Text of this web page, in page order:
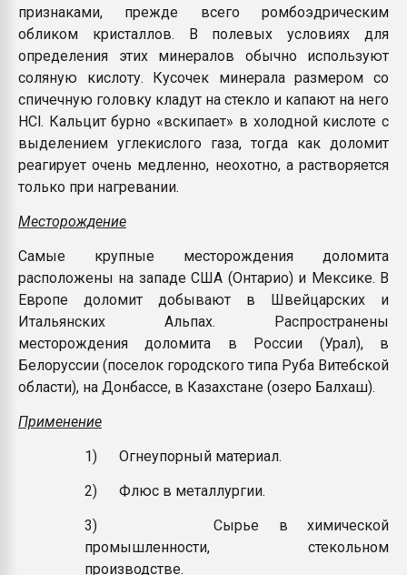
признаками, прежде всего ромбоэдрическим
обликом кристаллов. В полевых условиях для
определения этих минералов обычно используют
соляную кислоту. Кусочек минерала размером со
спичечную головку кладут на стекло и капают на него
HCl. Кальцит бурно «вскипает» в холодной кислоте с
выделением углекислого газа, тогда как доломит
реагирует очень медленно, неохотно, а растворяется
только при нагревании.
Месторождение
Самые крупные месторождения доломита
расположены на западе США (Онтарио) и Мексике. В
Европе доломит добывают в Швейцарских и
Итальянских Альпах. Распространены
месторождения доломита в России (Урал), в
Белоруссии (поселок городского типа Руба Витебской
области), на Донбассе, в Казахстане (озеро Балхаш).
Применение
1) Огнеупорный материал.
2) Флюс в металлургии.
3) Сырье в химической
промышленности, стекольном
производстве.